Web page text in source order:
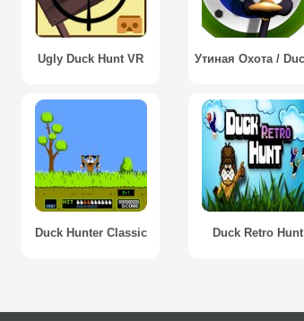
Ugly Duck Hunt VR
Duck Hunter Classic Duck Retro Hunt